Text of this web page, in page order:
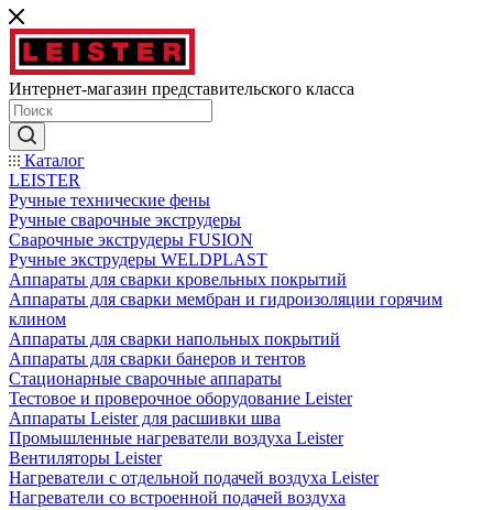
Интернет-магазин представительского класса
Каталог
LEISTER
Ручные технические фены
Ручные сварочные экструдеры
Сварочные экструдеры FUSION
Ручные экструдеры WELDPLAST
Аппараты для сварки кровельных покрытий
Аппараты для сварки мембран и гидроизоляции горячим
клином
Аппараты для сварки напольных покрытий
Аппараты для сварки банеров и тентов
Стационарные сварочные аппараты
Тестовое и проверочное оборудование Leister
Аппараты Leister для расшивки шва
Промышленные нагреватели воздуха Leister
Вентиляторы Leister
Нагреватели с отдельной подачей воздуха Leister
Нагреватели со встроенной подачей воздуха